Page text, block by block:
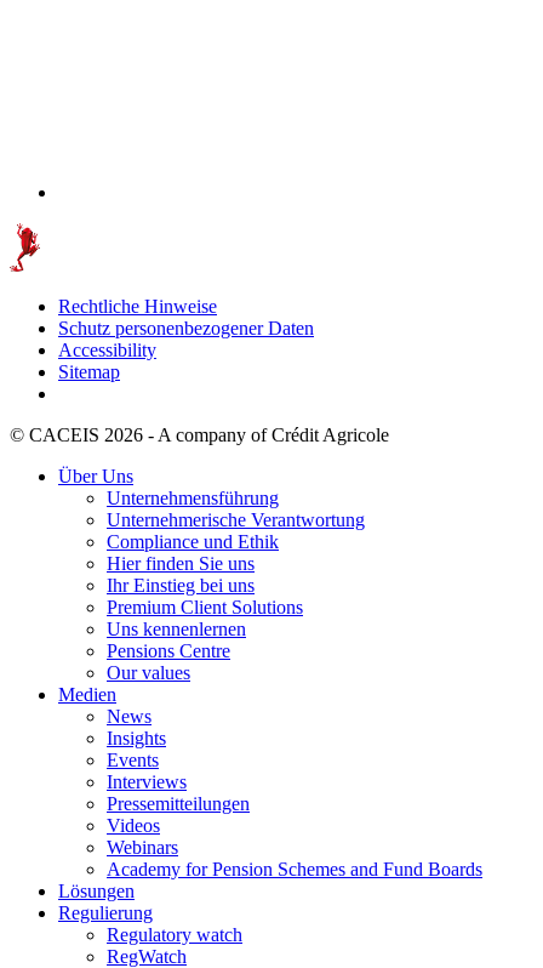
Rechtliche Hinweise
Schutz personenbezogener Daten
Accessibility
Sitemap
© CACEIS 2026 - A company of Crédit Agricole
Über Uns
Unternehmensführung
Unternehmerische Verantwortung
Compliance und Ethik
Hier finden Sie uns
Ihr Einstieg bei uns
Premium Client Solutions
Uns kennenlernen
Pensions Centre
Our values
Medien
News
Insights
Events
Interviews
Pressemitteilungen
Videos
Webinars
Academy for Pension Schemes and Fund Boards
Lösungen
Regulierung
Regulatory watch
RegWatch